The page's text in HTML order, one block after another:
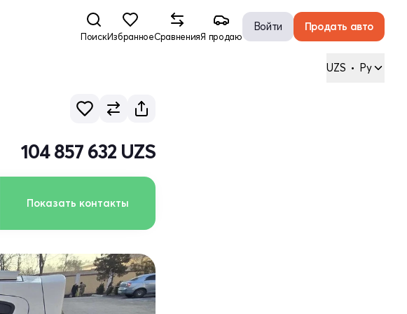
ПоискИзбранноеСравненияЯ продаю
Войти Продать авто
UZS • Ру
104 857 632 UZS
Показать контакты